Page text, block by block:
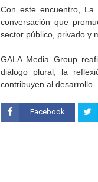
Con este encuentro, La
conversación que
sector público, privado y
GALA Media Group
diálogo plural, la
contribuyen al desarrollo.
Facebook